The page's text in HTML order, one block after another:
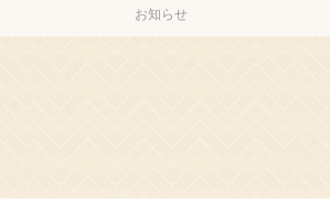
お知らせ